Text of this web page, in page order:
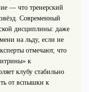
— что тренерский
Современный
дисциплины: даже
на льду, если не
отмечают, что
к
клубу стабильно
от вспышки к